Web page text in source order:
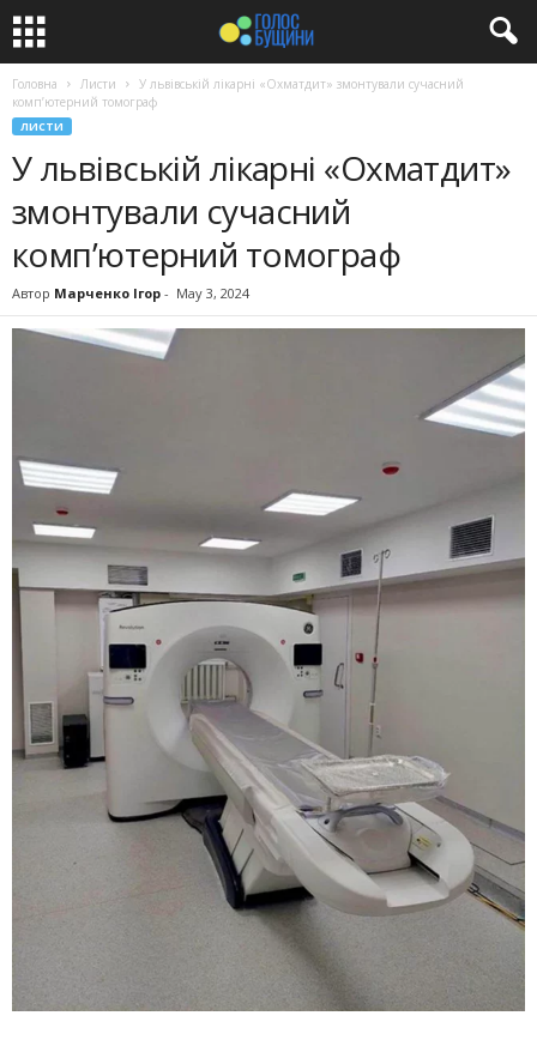
Головна Листи
У львівській лікарні «Охматдит» змонтували сучасний
комп’ютерний томограф
ЛИСТИ
У львівській лікарні «Охматдит»
змонтували сучасний
комп’ютерний томограф
Автор Марченко Ігор - May 3, 2024